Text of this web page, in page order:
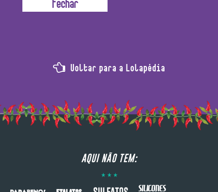
Voltar para a Lolapédia
AQUI NÃO TEM: